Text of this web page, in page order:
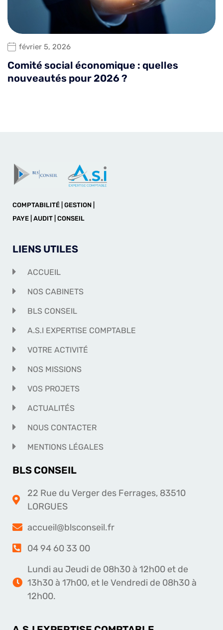
février 5, 2026
Comité social économique : quelles
nouveautés pour 2026 ?
COMPTABILITÉ | GESTION |
PAYE | AUDIT | CONSEIL
LIENS UTILES
ACCUEIL
NOS CABINETS
BLS CONSEIL
A.S.I EXPERTISE COMPTABLE
VOTRE ACTIVITÉ
NOS MISSIONS
VOS PROJETS
ACTUALITÉS
NOUS CONTACTER
MENTIONS LÉGALES
BLS CONSEIL
22 Rue du Verger des Ferrages, 83510
LORGUES
accueil@blsconseil.fr
04 94 60 33 00
Lundi au Jeudi de 08h30 à 12h00 et de
13h30 à 17h00, et le Vendredi de 08h30 à
12h00.